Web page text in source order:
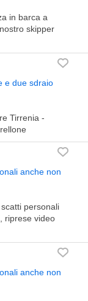
in barca a
skipper
e due sdraio
Tirrenia -
anche non
personali
riprese video
anche non